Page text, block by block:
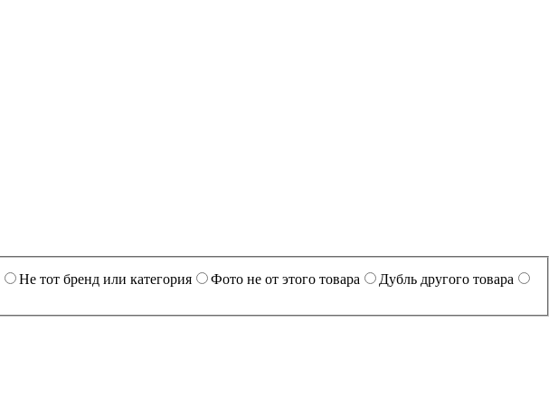
Не тот бренд или категория Фото не от этого товара
Дубль другого товара